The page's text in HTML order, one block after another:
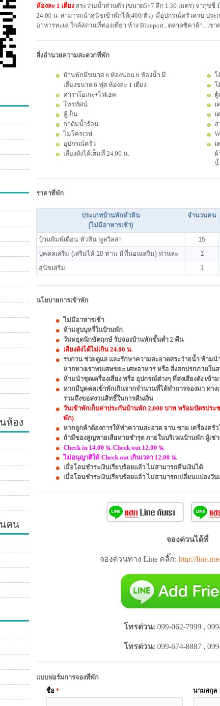
ห้องละ 1 เตียง สระว่ายน้ำส่วนตัว (ขนาด5×7 ลึก 1.30 เมตร) จากุชชี่
24.00 น. สามารถนำสุนัขเข้าพักได้(400/ตัว) มีอุปกรณ์ครัวครบ ประ
อาหารทะเล ใกล้สถานที่ท่องเที่ยว ห้าง Blueport , ตลาดซิคาด้า , เขา
สิ่งอำนวยความสะดวกที่พัก
บ้านพักมีขนาด 6 ห้องนอน 6 ห้องน้ำ มี
เตียงขนาด 6 ฟุต ห้องละ 1 เตียง
คาราโอเกะ+ไฟเธค
โทรทัศน์
ตู้เย็น
กาต้มน้ำร้อน
ไมโครเวฟ
อุปกรณ์ครัว
เสียงดังได้เต็มที่ 24.00 น.
โ
โ
ตู้
เ
เ
ส
เ
ผ้
น้
ราคาที่พัก
ประเภทบ้านพักหัวหิน
(ไม่มีอาหารเช้า)
จำนวนคน
บ้านพิมพ์เดือน หัวหิน พูลวิลล่า
15
บุคคลเสริม (เสริมได้ 10 ท่าน มีที่นอนเสริม) ท่านละ
1
สุนัขเสริม
1
นโยบายการเข้าพัก
ไม่มีอาหารเช้า
ห้ามสูบบุหรี่ในบ้านพัก
วันหยุดนักขัตฤกษ์ รับจองบ้านพักขั้นต่ำ 2 คืน
เสียงดังได้ไม่เกิน 24.00 น.
รบกวน ช่วยดูแล และรักษาความสะอาดสระว่ายน้ำ ห้ามน
หากทางเราพบเศษขยะ เศษอาหาร หรือ สิ่งสกปรกภายใน
ห้ามนำชุดเครื่องเสียง หรือ อุปกรณ์ต่างๆ ที่ส่งเสียงดัง เข้
หากมีบุคคลเข้าพักเกินจากจำนวนที่ได้ทำการจองมา ทา
รวมถึงขอสงวนสิทธิ์ในการคืนเงิน
วันเข้าพักเก็บค่าประกันบ้านพัก 2,000 บาท พร้อมบัตรปร
พัก)
หากลูกค้าต้องการให้ทำความสะอาด จาน ชาม เครื่องครั
ถ้ามีของสูญหายเสียหายชำรุด ภายในบริเวณบ้านพัก ผู้เช่
Check in 14.00 น. Check out 12.00 น.
ไม่อนุญาติให้ Check out เกินเวลา 12.00 น.
เมื่อโอนชำระเงินเรียบร้อยแล้ว ไม่สามารถคืนเงินได้
เมื่อโอนชำระเงินเรียบร้อยแล้ว ไม่สามารถเปลี่ยนแปลงวั
จองด่วนได้ที่
จองด่วนทาง Line คลิ๊ก: http://
โทรด่วน: 099-062-7999 ,
โทรด่วน: 099-674-8887 ,
แบบฟอร์มการจองที่พัก
ชื่อ * นามสกุล
ห้อง
คน